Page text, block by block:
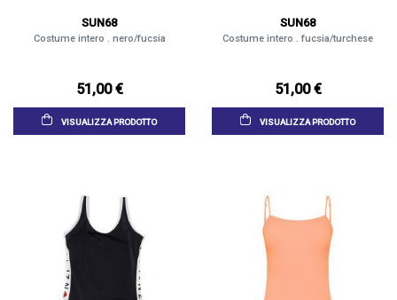
SUN68
Costume intero . nero/fucsia
51,00 €
VISUALIZZA PRODOTTO
SUN68
Costume intero . fucsia/turchese
51,00 €
VISUALIZZA PRODOTTO